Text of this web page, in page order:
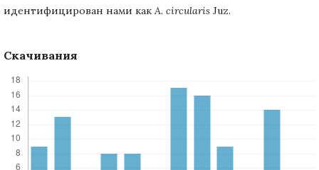
идентифицирован нами как A. circularis Juz.
Скачивания